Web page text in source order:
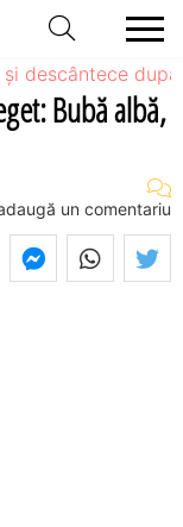
și descântece
Bubă albă,
un comentariu